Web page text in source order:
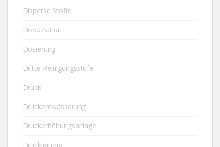
Disperse Stoffe
Dissoziation
Dosierung
Dritte Reinigungsstufe
Druck
Druckentwässerung
Druckerhöhungsanlage
Druckleitung